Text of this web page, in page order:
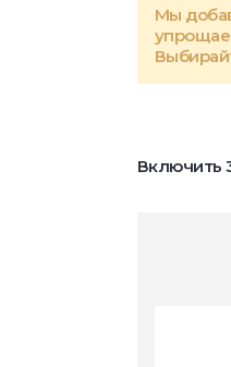
Мы
Включить